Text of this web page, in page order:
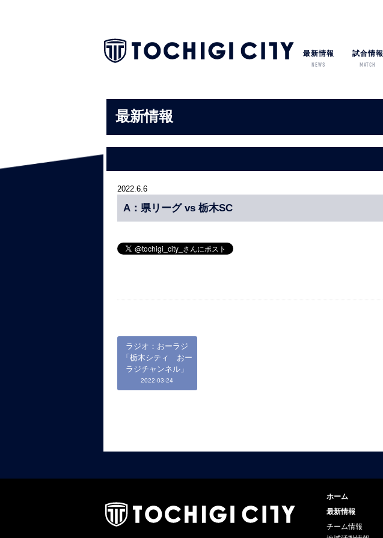
最新情報
NEWS
試合情報
MATCH
最新情報
2022.6.6
A：県リーグ vs 栃木SC
ラジオ：おーラジ
「栃木シティ おー
ラジチャンネル」
2022-03-24
ホーム
最新情報
チーム情報